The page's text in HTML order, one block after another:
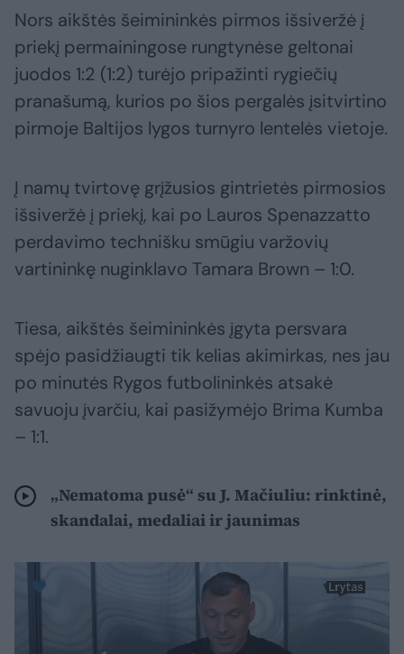
Nors aikštės šeimininkės pirmos išsiveržė į
priekį permainingose rungtynėse geltonai
juodos 1:2 (1:2) turėjo pripažinti rygiečių
pranašumą, kurios po šios pergalės įsitvirtino
pirmoje Baltijos lygos turnyro lentelės vietoje.
Į namų tvirtovę grįžusios gintrietės pirmosios
išsiveržė į priekį, kai po Lauros Spenazzatto
perdavimo technišku smūgiu varžovių
vartininkę nuginklavo Tamara Brown – 1:0.
Tiesa, aikštės šeimininkės įgyta persvara
spėjo pasidžiaugti tik kelias akimirkas, nes jau
po minutės Rygos futbolininkės atsakė
savuoju įvarčiu, kai pasižymėjo Brima Kumba
– 1:1.
„Nematoma pusė“ su J. Mačiuliu: rinktinė,
skandalai, medaliai ir jaunimas